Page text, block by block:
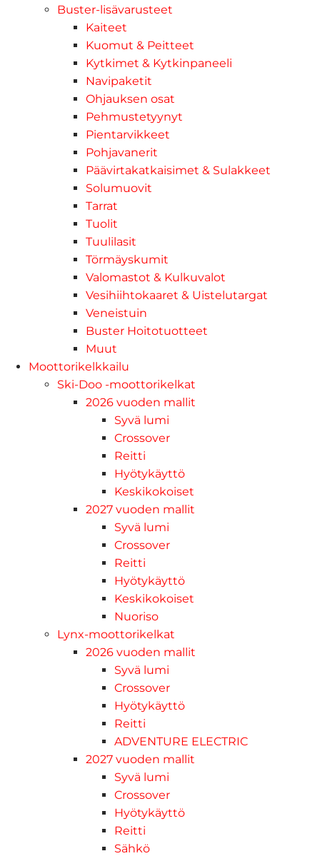
Buster-lisävarusteet
Kaiteet
Kuomut & Peitteet
Kytkimet & Kytkinpaneeli
Navipaketit
Ohjauksen osat
Pehmustetyynyt
Pientarvikkeet
Pohjavanerit
Päävirtakatkaisimet & Sulakkeet
Solumuovit
Tarrat
Tuolit
Tuulilasit
Törmäyskumit
Valomastot & Kulkuvalot
Vesihiihtokaaret & Uistelutargat
Veneistuin
Buster Hoitotuotteet
Muut
Moottorikelkkailu
Ski-Doo -moottorikelkat
2026 vuoden mallit
Syvä lumi
Crossover
Reitti
Hyötykäyttö
Keskikokoiset
2027 vuoden mallit
Syvä lumi
Crossover
Reitti
Hyötykäyttö
Keskikokoiset
Nuoriso
Lynx-moottorikelkat
2026 vuoden mallit
Syvä lumi
Crossover
Hyötykäyttö
Reitti
ADVENTURE ELECTRIC
2027 vuoden mallit
Syvä lumi
Crossover
Hyötykäyttö
Reitti
Sähkö